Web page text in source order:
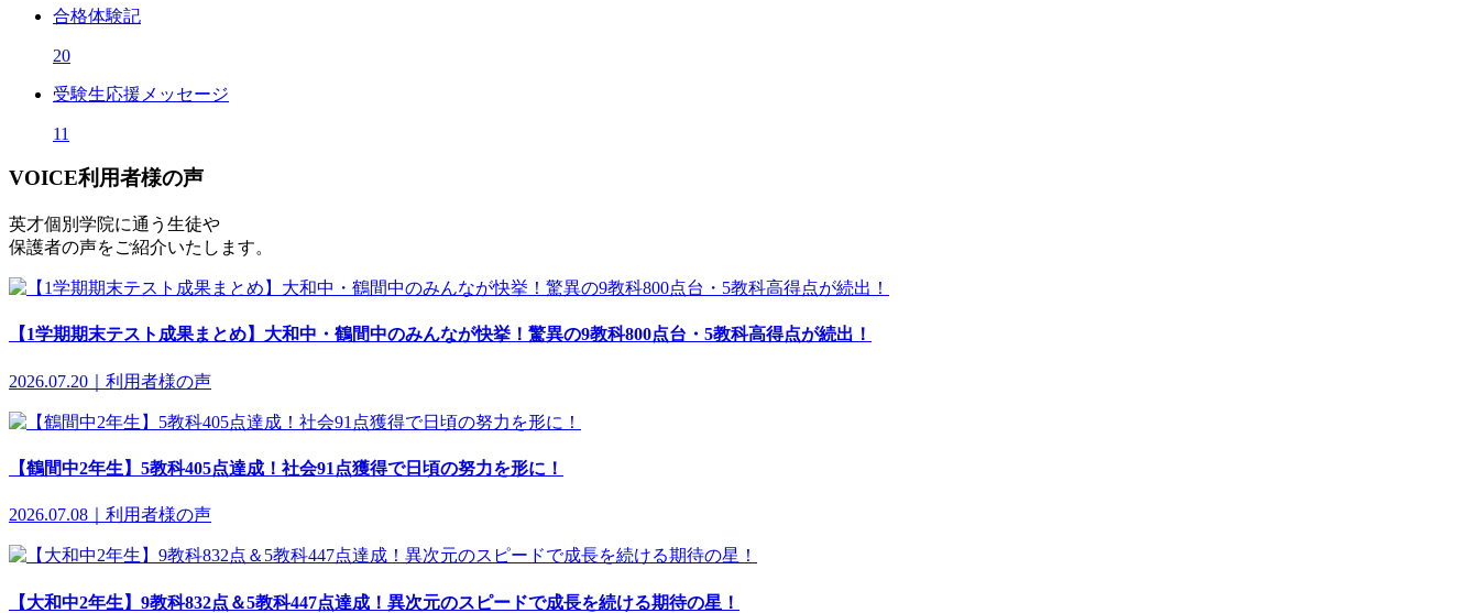
合格体験記
20
受験生応援メッセージ
11
VOICE利用者様の声
英才個別学院に通う生徒や
保護者の声をご紹介いたします。
【1学期期末テスト成果まとめ】大和中・鶴間中のみんなが快挙！驚異の9教科800点台・5教科高得点が続出！
2026.07.20｜利用者様の声
【鶴間中2年生】5教科405点達成！社会91点獲得で日頃の努力を形に！
2026.07.08｜利用者様の声
【大和中2年生】9教科832点＆5教科447点達成！異次元のスピードで成長を続ける期待の星！